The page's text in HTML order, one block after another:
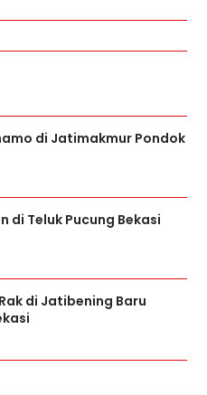
di Jatimakmur Pondok
di Teluk Pucung Bekasi
di Jatibening Baru